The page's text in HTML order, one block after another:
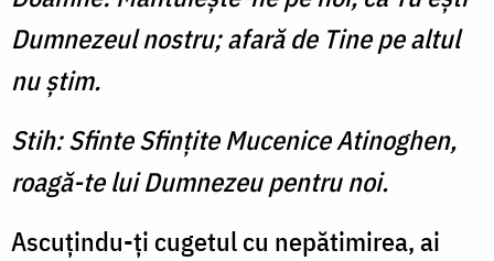
Dumnezeul nostru; afară de Tine pe altul
nu ştim.
Stih: Sfinte Sfinţite Mucenice Atinoghen,
roagă-te lui Dumnezeu pentru noi.
Ascuţindu-ţi cugetul cu nepătimirea, ai